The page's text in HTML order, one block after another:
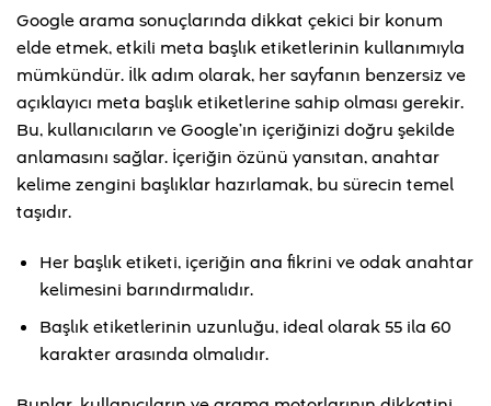
Google arama sonuçlarında dikkat çekici bir konum
elde etmek, etkili meta başlık etiketlerinin kullanımıyla
mümkündür. İlk adım olarak, her sayfanın benzersiz ve
açıklayıcı meta başlık etiketlerine sahip olması gerekir.
Bu, kullanıcıların ve Google’ın içeriğinizi doğru şekilde
anlamasını sağlar. İçeriğin özünü yansıtan, anahtar
kelime zengini başlıklar hazırlamak, bu sürecin temel
taşıdır.
Her başlık etiketi, içeriğin ana fikrini ve odak anahtar
kelimesini barındırmalıdır.
Başlık etiketlerinin uzunluğu, ideal olarak 55 ila 60
karakter arasında olmalıdır.